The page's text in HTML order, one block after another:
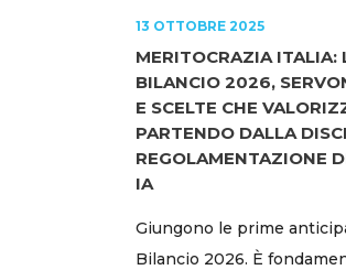
13 OTTOBRE 2025
MERITOCRAZIA ITALIA:
BILANCIO 2026,
E SCELTE CHE
PARTENDO DALLA
REGOLAMENTAZIONE
IA
Giungono le prime
Bilancio 2026. È